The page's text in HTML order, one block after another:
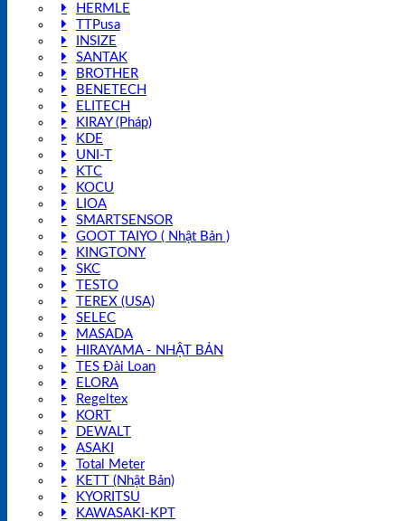
HERMLE
TTPusa
INSIZE
SANTAK
BROTHER
BENETECH
ELITECH
KIRAY (Pháp)
KDE
UNI-T
KTC
KOCU
LIOA
SMARTSENSOR
GOOT TAIYO ( Nhật Bản )
KINGTONY
SKC
TESTO
TEREX (USA)
SELEC
MASADA
HIRAYAMA - NHẬT BẢN
TES Đài Loan
ELORA
Regeltex
KORT
DEWALT
ASAKI
Total Meter
KETT (Nhật Bản)
KYORITSU
KAWASAKI-KPT